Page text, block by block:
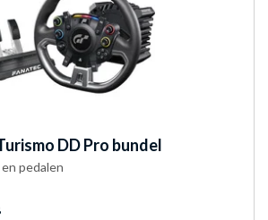
DD Pro bundel
pedalen